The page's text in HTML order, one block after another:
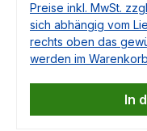
ohne Werkzeug
Originalteil 107
verschiedene
Entriegelung der
Ersatzteil wird
keine
Preise inkl. MwSt.
sich abhängig vom
rechts oben das
werden im
In